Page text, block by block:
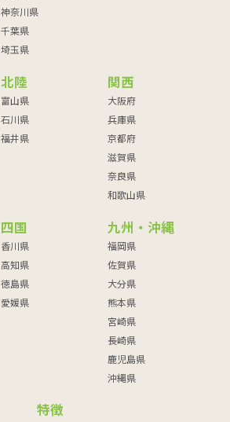
神奈川県
千葉県
埼玉県
北陸
富山県
石川県
福井県
関西
大阪府
兵庫県
京都府
滋賀県
奈良県
和歌山県
四国
香川県
高知県
徳島県
愛媛県
九州・沖縄
福岡県
佐賀県
大分県
熊本県
宮崎県
長崎県
鹿児島県
沖縄県
特徴